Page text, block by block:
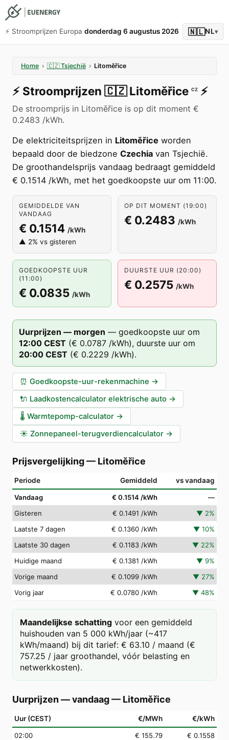
⚡️ Stroomprijzen Europa donderdag 6 augustus 2026 🇳🇱NL▾
Home › 🇨🇿 Tsjechië › Litoměřice
⚡️ Stroomprijzen 🇨🇿 Litoměřice CZ ⚡️
De stroomprijs in Litoměřice is op dit moment €
0.2483 /kWh.
De elektriciteitsprijzen in Litoměřice worden
bepaald door de biedzone Czechia van Tsjechië.
De groothandelsprijs vandaag bedraagt gemiddeld
€ 0.1514 /kWh, met het goedkoopste uur om 11:00.
GEMIDDELDE VAN
VANDAAG
€ 0.1514 /kWh
▲ 2% vs gisteren
OP DIT MOMENT (19:00)
€ 0.2483 /kWh
GOEDKOOPSTE UUR
(11:00)
€ 0.0835 /kWh
DUURSTE UUR (20:00)
€ 0.2575 /kWh
Uurprijzen — morgen — goedkoopste uur om
12:00 CEST (€ 0.0787 /kWh), duurste uur om
20:00 CEST (€ 0.2229 /kWh).
⏰ Goedkoopste-uur-rekenmachine →
🔌 Laadkostencalculator elektrische auto →
🌡️ Warmtepomp-calculator →
☀️ Zonnepaneel-terugverdiencalculator →
Prijsvergelijking— Litoměřice
Periode Gemiddeld vs vandaag
Vandaag € 0.1514 /kWh
—
Gisteren
€ 0.1491 /kWh ▼ 2%
Laatste 7 dagen
€ 0.1360 /kWh ▼ 10%
Laatste 30 dagen
€ 0.1183 /kWh ▼ 22%
Huidige maand
€ 0.1381 /kWh ▼ 9%
Vorige maand
€ 0.1099 /kWh ▼ 27%
Vorig jaar
€ 0.0780 /kWh ▼ 48%
Maandelijkse schatting voor een gemiddeld
huishouden van 5 000 kWh/jaar (~417
kWh/maand) bij dit tarief: € 63.10 / maand (€
757.25 / jaar groothandel, vóór belasting en
netwerkkosten).
Uurprijzen — vandaag— Litoměřice
Uur (CEST) €/MWh €/kWh
02:00 € 155.79
€ 0.1558